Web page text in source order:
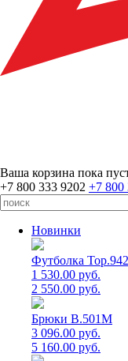
Ваша корзина пока
+7 800 333 9202 +7 800
Новинки
Футболка Top.942
1 530.00 руб.
2 550.00 руб.
Брюки B.501M
3 096.00 руб.
5 160.00 руб.